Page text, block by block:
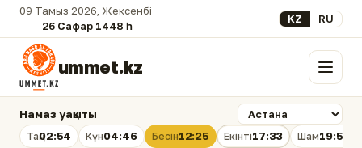
09 Тамыз 2026, Жексенбі
26 Сафар 1448 һ.
Select your
KZ RU
ummet.kz Мәзір
Намаз уақыты
Таң02:54 Күн04:46 Бесін12:25 Екінті17:33 Шам19:53